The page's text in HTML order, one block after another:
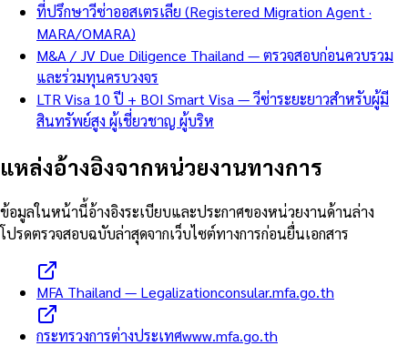
ที่ปรึกษาวีซ่าออสเตรเลีย (Registered Migration Agent ·
MARA/OMARA)
M&A / JV Due Diligence Thailand — ตรวจสอบก่อนควบรวม
และร่วมทุนครบวงจร
LTR Visa 10 ปี + BOI Smart Visa — วีซ่าระยะยาวสำหรับผู้มี
สินทรัพย์สูง ผู้เชี่ยวชาญ ผู้บริห
แหล่งอ้างอิงจากหน่วยงานทางการ
ข้อมูลในหน้านี้อ้างอิงระเบียบและประกาศของหน่วยงานด้านล่าง
โปรดตรวจสอบฉบับล่าสุดจากเว็บไซต์ทางการก่อนยื่นเอกสาร
MFA Thailand — Legalizationconsular.mfa.go.th
กระทรวงการต่างประเทศwww.mfa.go.th